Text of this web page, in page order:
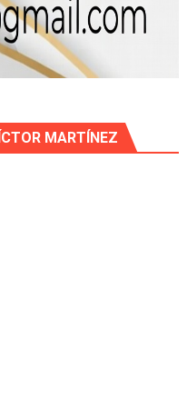
MARTÍNEZ